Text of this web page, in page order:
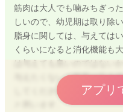
筋肉は大人でも噛みちぎっ
しいので、幼児期は取り除
脂身に関しては、与えては
くらいになると消化機能も
は与えても良いのではない
与えたくないご家庭は引き
してください。 特に決ま
と思います。
アプリ